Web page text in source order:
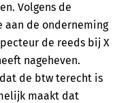
Volgens de
aan de onderneming
de reeds bij X
nageheven.
de btw terecht is
maakt dat